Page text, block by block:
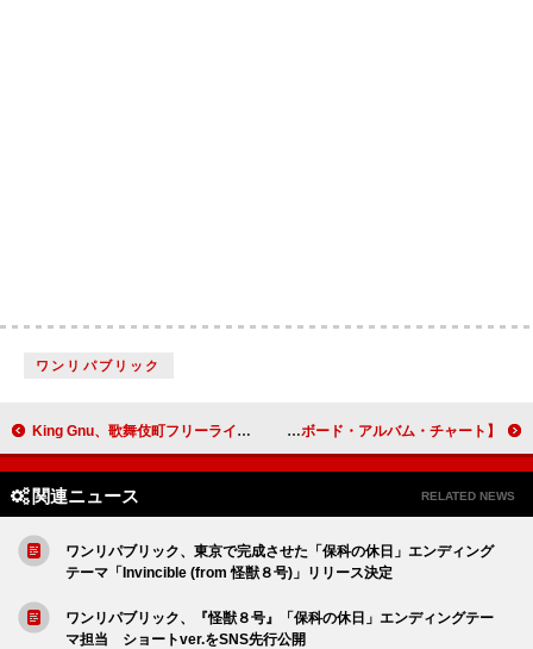
ワンリパブリック
King Gnu、歌舞伎町フリーライブで「TWILIGHT!!!」などパフォーマンス 【米ビルボード・アルバム・チャート】ケン・カーソン、『モア・カオス』で自身初のTOP10入り＆1位獲得
関連ニュース RELATED NEWS
ワンリパブリック、東京で完成させた「保科の休日」エンディング
テーマ「Invincible (from 怪獣８号)」リリース決定
ワンリパブリック、『怪獣８号』「保科の休日」エンディングテー
マ担当 ショートver.をSNS先行公開